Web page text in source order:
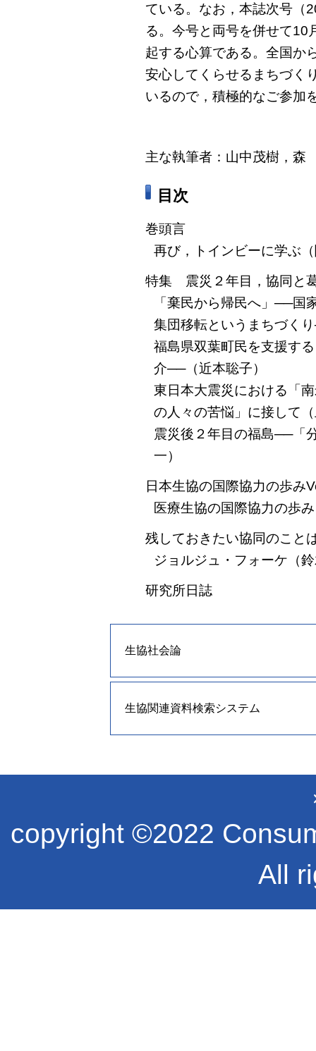
ている。なお，本誌次号（
る。今号と両号を併せて10
起する心算である。全国か
安心してくらせるまちづく
いるので，積極的なご参加
主な執筆者：山中茂樹，
目次
巻頭言
再び，トインビーに学ぶ
特集 震災２年目，協同と
「棄民から帰民へ」──
集団移転というまちづく
福島県双葉町民を支援す
介──（近本聡子）
東日本大震災における「
の人々の苦悩」に接して
震災後２年目の福島──「
一）
日本生協の国際協力の歩み
医療生協の国際協力の歩
残しておきたい協同のこ
ジョルジュ・フォーケ（
研究所日誌
生協社会論
生協関連資料検索システム
copyright ©2022
All